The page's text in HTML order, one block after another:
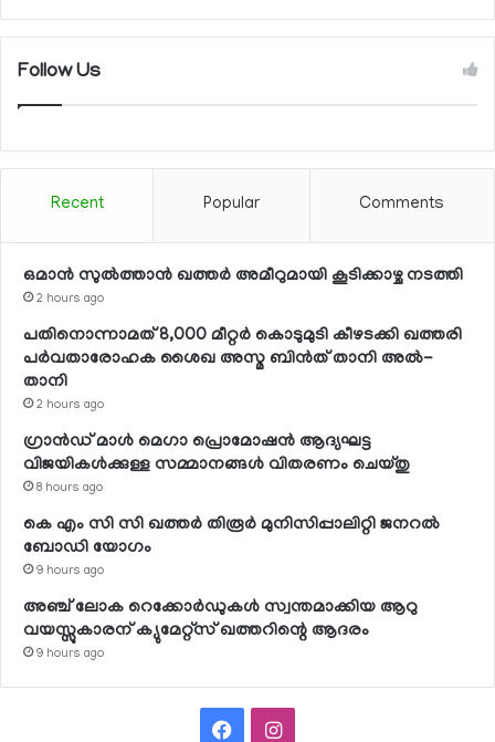
Follow Us
Recent Popular Comments
ഒമാന്‍ സുല്‍ത്താന്‍ ഖത്തര്‍ അമീറുമായി കൂടിക്കാഴ്ച നടത്തി
2 hours ago
പതിനൊന്നാമത് 8,000 മീറ്റര്‍ കൊടുമുടി കീഴടക്കി ഖത്തരി
പര്‍വതാരോഹക ശൈഖ അസ്മ ബിന്‍ത് താനി അല്‍-
താനി
2 hours ago
ഗ്രാന്‍ഡ് മാള്‍ മെഗാ പ്രൊമോഷന്‍ ആദ്യഘട്ട
വിജയികള്‍ക്കുള്ള സമ്മാനങ്ങള്‍ വിതരണം ചെയ്തു
8 hours ago
കെ എം സി സി ഖത്തര്‍ തിരൂര്‍ മുനിസിപ്പാലിറ്റി ജനറല്‍
ബോഡി യോഗം
9 hours ago
അഞ്ച് ലോക റെക്കോര്‍ഡുകള്‍ സ്വന്തമാക്കിയ ആറു
വയസ്സുകാരന് ക്യുമേറ്റ്‌സ് ഖത്തറിന്റെ ആദരം
9 hours ago
FacebookInstagram